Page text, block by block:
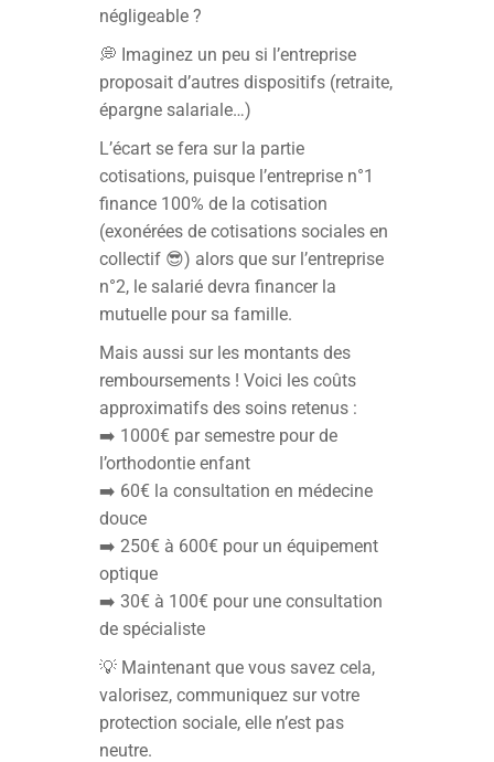
négligeable ?
💭 Imaginez un peu si l’entreprise
proposait d’autres dispositifs (retraite,
épargne salariale…)
L’écart se fera sur la partie
cotisations, puisque l’entreprise n°1
finance 100% de la cotisation
(exonérées de cotisations sociales en
collectif 😎) alors que sur l’entreprise
n°2, le salarié devra financer la
mutuelle pour sa famille.
Mais aussi sur les montants des
remboursements ! Voici les coûts
approximatifs des soins retenus :
➡️ 1000€ par semestre pour de
l’orthodontie enfant
➡️ 60€ la consultation en médecine
douce
➡️ 250€ à 600€ pour un équipement
optique
➡️ 30€ à 100€ pour une consultation
de spécialiste
💡 Maintenant que vous savez cela,
valorisez, communiquez sur votre
protection sociale, elle n’est pas
neutre.